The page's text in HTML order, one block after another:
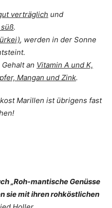
verträglich und
.
, werden in der Sonne
an Vitamin A und K,
Mangan und Zink.
Marillen ist übrigens fast
„Roh-mantische Genüsse
sie mit ihren rohköstlichen